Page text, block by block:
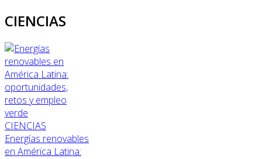
CIENCIAS
CIENCIAS
Energías renovables
en América Latina: